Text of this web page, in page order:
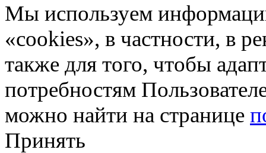
Мы используем
«cookies», в частности, в
также для того, чтобы
потребностям
можно найти на странице
Принять